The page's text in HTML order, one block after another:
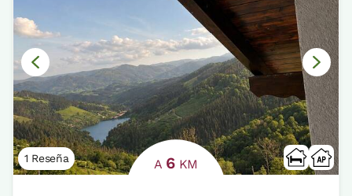
1 Reseña A 6 KM